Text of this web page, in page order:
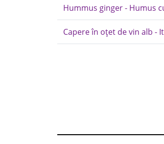
Hummus ginger - Humus
Capere în oțet de vin alb -